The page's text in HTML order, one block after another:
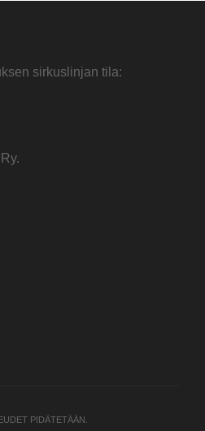
sirkuslinjan tila:
PIDÄTETÄÄN.